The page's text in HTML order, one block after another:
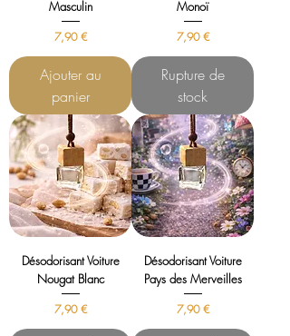
Masculin
Prix
7,90 €
Ajouter au
panier
Monoï
Prix
7,90 €
Rupture de
stock
Désodorisant Voiture
Nougat Blanc
Prix
7,90 €
Désodorisant Voiture
Pays des Merveilles
Prix
7,90 €